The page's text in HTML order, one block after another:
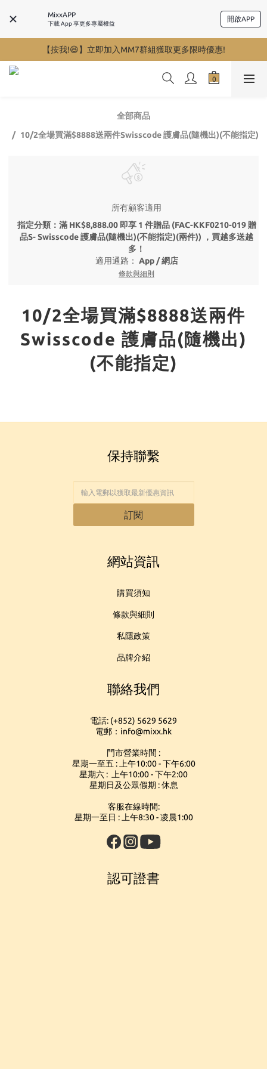
MixxAPP
下載 App 享更多專屬權益
開啟APP
【按我!😆】立即加入MM7群組獲取更多限時優惠!
全部商品
10/2全場買滿$8888送兩件Swisscode 護膚品(隨機出)(不能指定)
所有顧客適用
指定分類：滿 HK$8,888.00 即享 1 件贈品 (FAC-KKF0210-019 贈
品S- Swisscode 護膚品(隨機出)(不能指定)(兩件)) ，買越多送越
多！
適用通路： App / 網店
條款與細則
10/2全場買滿$8888送兩件
Swisscode 護膚品(隨機出)
(不能指定)
保持聯繫
訂閱
網站資訊
購買須知
條款與細則
私隱政策
品牌介紹
聯絡我們
電話: (+852) 5629 5629
電郵：info@mixx.hk
門市營業時間 :
星期一至五 : 上午10:00 - 下午6:00
星期六 : 上午10:00 - 下午2:00
星期日及公眾假期 : 休息
客服在線時間:
星期一至日 : 上午8:30 - 凌晨1:00
認可證書